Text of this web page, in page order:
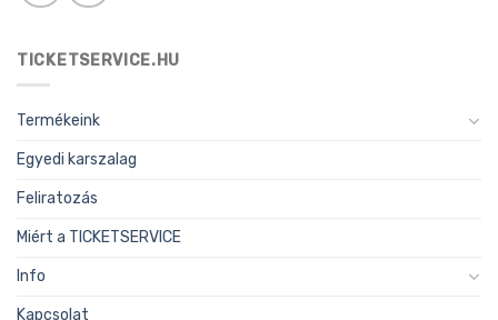
TICKETSERVICE.HU
Termékeink
Egyedi karszalag
Feliratozás
Miért a TICKETSERVICE
Info
Kapcsolat